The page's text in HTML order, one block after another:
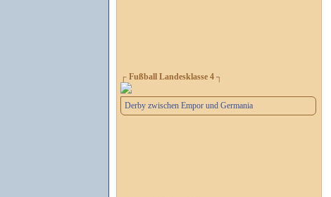
┌ Fußball Landesklasse 4 ┐
Derby zwischen Empor und Germania